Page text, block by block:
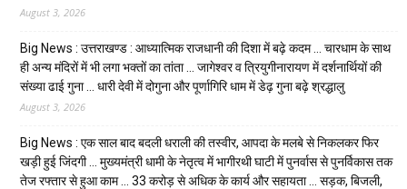
August 3, 2026
Big News : उत्तराखण्ड : आध्यात्मिक राजधानी की दिशा में बढ़े कदम … चारधाम के साथ
ही अन्य मंदिरों में भी लगा भक्तों का तांता … जागेश्वर व त्रियुगीनारायण में दर्शनार्थियों की
संख्या ढाई गुना … धारी देवी में दोगुना और पूर्णागिरि धाम में डेढ़ गुना बढ़े श्रद्धालु
August 3, 2026
Big News : एक साल बाद बदली धराली की तस्वीर, आपदा के मलबे से निकलकर फिर
खड़ी हुई जिंदगी … मुख्यमंत्री धामी के नेतृत्व में भागीरथी घाटी में पुनर्वास से पुनर्विकास तक
तेज रफ्तार से हुआ काम … ₹33 करोड़ से अधिक के कार्य और सहायता … सड़क, बिजली,